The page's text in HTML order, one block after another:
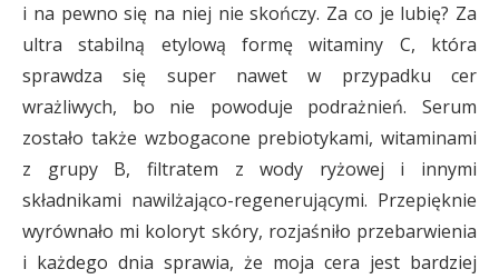
i na pewno się na niej nie skończy. Za co je lubię? Za
ultra stabilną etylową formę witaminy C, która
sprawdza się super nawet w przypadku cer
wrażliwych, bo nie powoduje podrażnień. Serum
zostało także wzbogacone prebiotykami, witaminami
z grupy B, filtratem z wody ryżowej i innymi
składnikami nawilżająco-regenerującymi. Przepięknie
wyrównało mi koloryt skóry, rozjaśniło przebarwienia
i każdego dnia sprawia, że moja cera jest bardziej